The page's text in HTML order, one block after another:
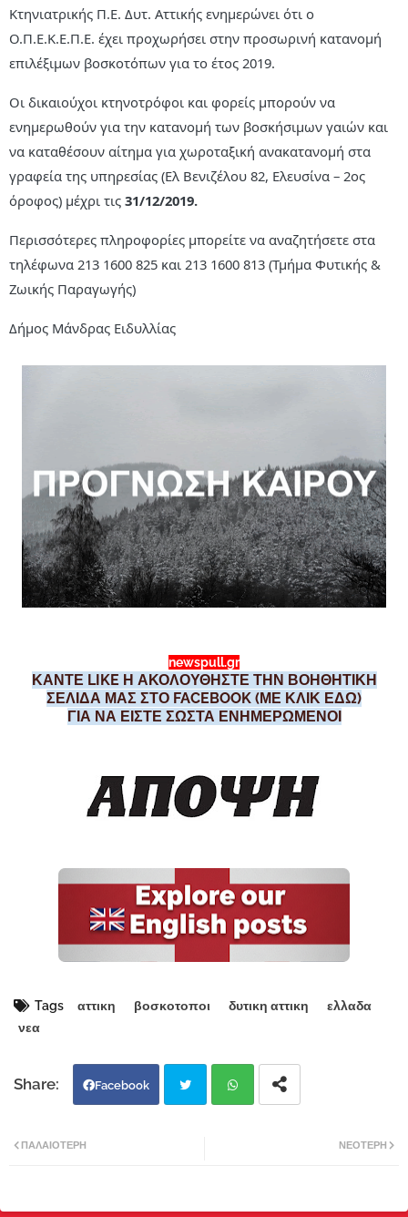
Κτηνιατρικής Π.Ε. Δυτ. Αττικής ενημερώνει ότι ο
Ο.Π.Ε.Κ.Ε.Π.Ε. έχει προχωρήσει στην προσωρινή κατανομή
επιλέξιμων βοσκοτόπων για το έτος 2019.
Οι δικαιούχοι κτηνοτρόφοι και φορείς μπορούν να
ενημερωθούν για την κατανομή των βοσκήσιμων γαιών και
να καταθέσουν αίτημα για χωροταξική ανακατανομή στα
γραφεία της υπηρεσίας (Ελ Βενιζέλου 82, Ελευσίνα – 2ος
όροφος) μέχρι τις 31/12/2019.
Περισσότερες πληροφορίες μπορείτε να αναζητήσετε στα
τηλέφωνα 213 1600 825 και 213 1600 813 (Τμήμα Φυτικής &
Ζωικής Παραγωγής)
Δήμος Μάνδρας Ειδυλλίας
newspull.gr
ΚΑΝΤΕ LIKE Η ΑΚΟΛΟΥΘΗΣΤΕ ΤΗΝ ΒΟΗΘΗΤΙΚΗ
ΣΕΛΙΔΑ ΜΑΣ ΣΤΟ FACEBOOK (ΜΕ ΚΛΙΚ ΕΔΩ)
ΓΙΑ ΝΑ ΕΙΣΤΕ ΣΩΣΤΑ ΕΝΗΜΕΡΩΜΕΝΟΙ
Tags αττικη βοσκοτοποι δυτικη αττικη
ελλαδα
νεα
Facebook
pp
ΝΕΌΤΕΡΗ
ΠΑΛΑΙΌΤΕΡΗ